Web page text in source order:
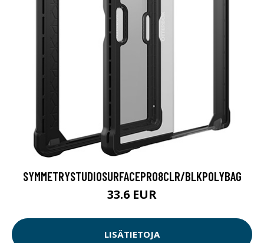
SYMMETRYSTUDIOSURFACEPRO8CLR/BLKPOLYBAG
33.6 EUR
LISÄTIETOJA